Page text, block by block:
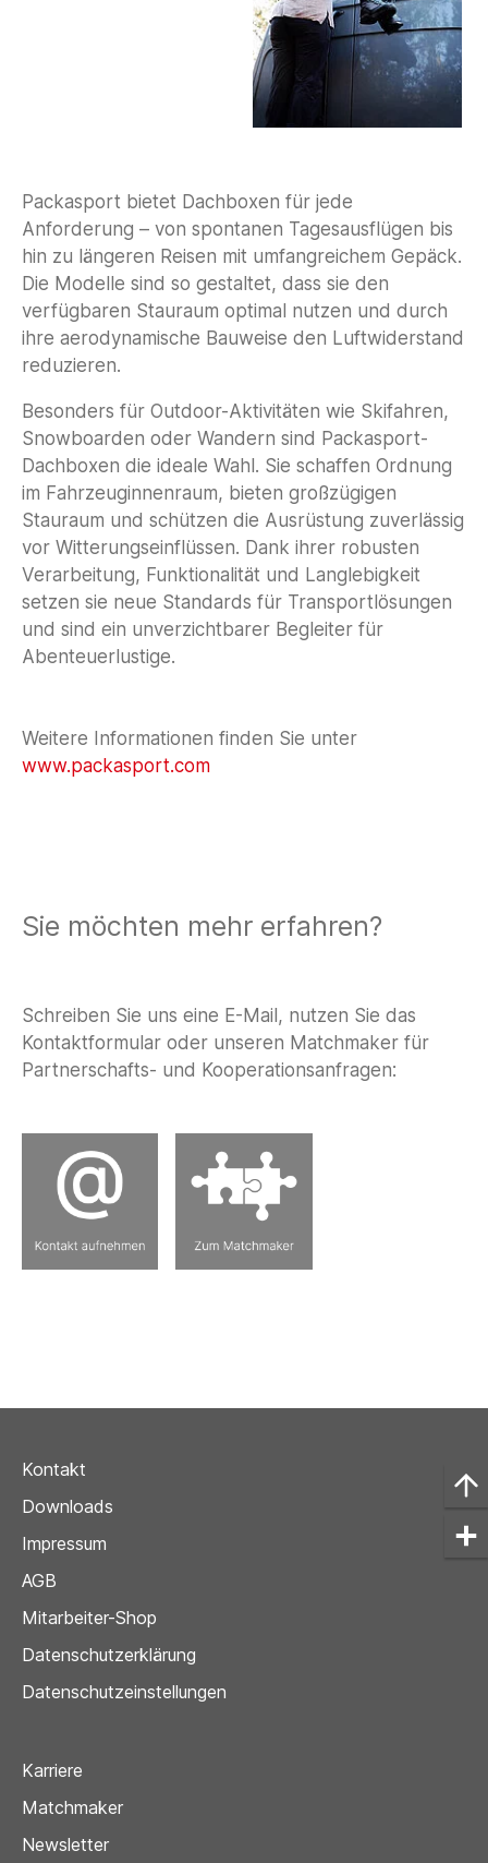
Packasport bietet Dachboxen für jede
Anforderung – von spontanen Tagesausflügen bis
hin zu längeren Reisen mit umfangreichem Gepäck.
Die Modelle sind so gestaltet, dass sie den
verfügbaren Stauraum optimal nutzen und durch
ihre aerodynamische Bauweise den Luftwiderstand
reduzieren.
Besonders für Outdoor-Aktivitäten wie Skifahren,
Snowboarden oder Wandern sind Packasport-
Dachboxen die ideale Wahl. Sie schaffen Ordnung
im Fahrzeuginnenraum, bieten großzügigen
Stauraum und schützen die Ausrüstung zuverlässig
vor Witterungseinflüssen. Dank ihrer robusten
Verarbeitung, Funktionalität und Langlebigkeit
setzen sie neue Standards für Transportlösungen
und sind ein unverzichtbarer Begleiter für
Abenteuerlustige.
Weitere Informationen finden Sie unter
www.packasport.com
Sie möchten mehr erfahren?
Schreiben Sie uns eine E-Mail, nutzen Sie das
Kontaktformular oder unseren Matchmaker für
Partnerschafts- und Kooperationsanfragen:
Kontakt
Downloads
Impressum
AGB
Mitarbeiter-Shop
Datenschutzerklärung
Datenschutzeinstellungen
Karriere
Matchmaker
Newsletter